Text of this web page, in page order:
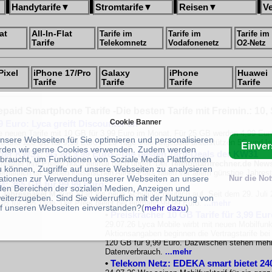
Handytarife▼ Stromtarife▼ Reisen▼
All-In-Flat
Tarife
Tarife im
Telekomnetz
Tarife im
Vodafonenetz
Tarife im
O2-Netz
iPhone 17/Pro
Tarife
Galaxy
Tarife
iPhone
Tarife
Huawei
Tarife
Euro: Lyca greift Discounter an
neuen Tarife mit 10 GB für 3,99 Euro im Monat. Für 25 GB werden 4,99
und 120 GB für 9,99 Euro je 28 Tage. Alle Angebote unterstützen 5G und
KW31: 5G ab 3,99 Euro --Die besten Tarif-Deals der KW31
ihre Preise noch einmal nach unten. Der Telefontarifrechner.de
ist. Neben klassischen Allnet-Flats fallen vor allem günstige
365 GB für 99,99 Euro
M zum Start ins neue Schuljahr deutlich auf. Seit dem 29. Juli
für 365 Tage . Der Preis bleibt bei einmalig 99,99 Euro. ...mehr
Preiskracher 10 GB Tarife für 3,99
120 GB für 9,99 Euro. Dazwischen stehen
Datenverbrauch. ...mehr
• Telekom Netz: EDEKA smart bietet
Cookie Banner
Webseiten für Sie optimieren und personalisieren
wir gerne Cookies verwenden. Zudem werden
um Funktionen von Soziale Media Plattformen
können, Zugriffe auf unsere Webseiten zu analysieren
zur Verwendung unserer Webseiten an unsere
Bereichen der sozialen Medien, Anzeigen und
Sind Sie widerruflich mit der Nutzung von
unseren Webseiten einverstanden?(mehr dazu)
Nur die